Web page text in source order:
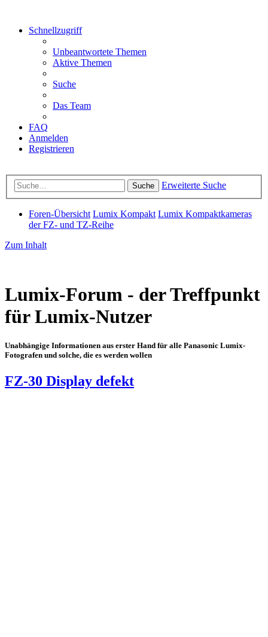
Schnellzugriff
Unbeantwortete Themen
Aktive Themen
Suche
Das Team
FAQ
Anmelden
Registrieren
Suche Erweiterte Suche
Foren-Übersicht Lumix Kompakt Lumix Kompaktkameras
der FZ- und TZ-Reihe
Zum Inhalt
Lumix-Forum - der Treffpunkt
für Lumix-Nutzer
Unabhängige Informationen aus erster Hand für alle Panasonic Lumix-
Fotografen und solche, die es werden wollen
FZ-30 Display defekt